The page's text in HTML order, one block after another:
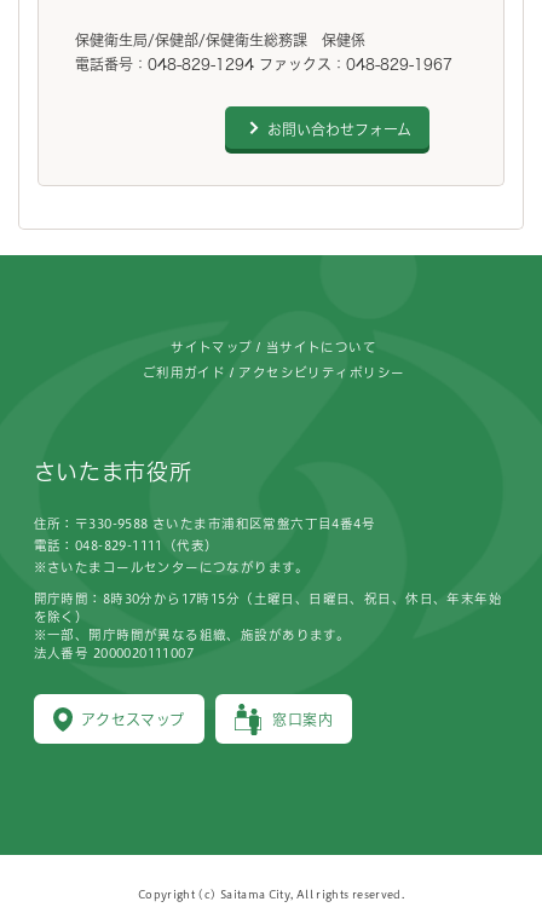
保健衛生局/保健部/保健衛生総務課 保健係
電話番号：048-829-1294 ファックス：048-829-1967
お問い合わせフォーム
サイトマップ 当サイトについて
ご利用ガイド アクセシビリティポリシー
さいたま市役所
住所：〒330-9588 さいたま市浦和区常盤六丁目4番4号
電話：048-829-1111（代表）
※さいたまコールセンターにつながります。
アクセスマップ 窓口案内
開庁時間：8時30分から17時15分（土曜日、日曜日、祝日、休日、年末年始
を除く）
※一部、開庁時間が異なる組織、施設があります。
法人番号 2000020111007
Copyright (c) Saitama City, All rights reserved.